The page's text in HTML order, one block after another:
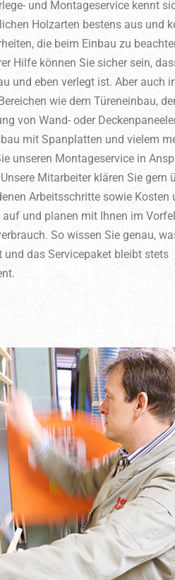
und Montageservice kennt
Holzarten bestens aus und
die beim Einbau zu
Hilfe können Sie sicher sein,
und eben verlegt ist. Aber auch
wie dem Türeneinbau,
von Wand- oder
mit Spanplatten und vielem
unseren Montageservice in
Mitarbeiter klären Sie gern
Arbeitsschritte sowie Kosten
und planen mit Ihnen im
So wissen Sie genau,
und das Servicepaket bleibt stets